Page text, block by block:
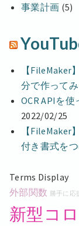
事業計画 (5)
【
分で作ってみ
OCR APIを
2022/02/25
【
付き書式を
Terms Display
外部関数 勝手に応
新型コ